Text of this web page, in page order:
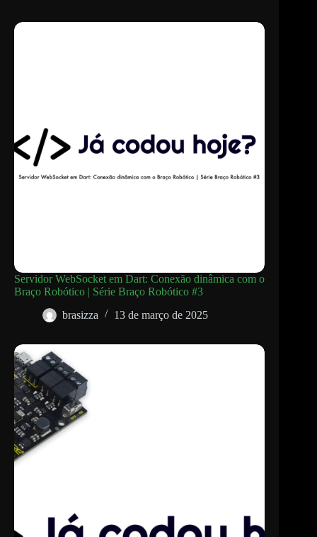
Servidor WebSocket em Dart: Conexão dinâmica com o
Braço Robótico | Série Braço Robótico #3
brasizza
13 de março de 2025